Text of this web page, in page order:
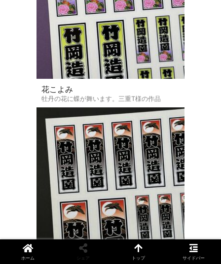
花こよみ
牡丹の花に蝶が舞います。三重T様の作品
ホーム シェア トップ サイドバー